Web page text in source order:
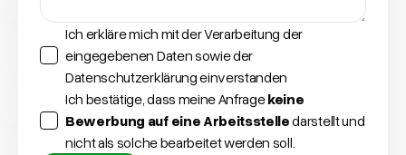
Ich erkläre mich mit der Verarbeitung der
eingegebenen Daten sowie der
Datenschutzerklärung einverstanden
Ich bestätige, dass meine Anfragekeine
Bewerbung auf eine Arbeitsstelledarstellt und
nicht als solche bearbeitet werden soll.